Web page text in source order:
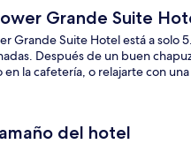
Grande Suite
Grande Suite Hotel está a solo
Después de un buen
en la cafetería, o relajarte con
del hotel